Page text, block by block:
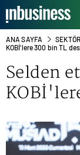
ANA SAYFA
KOBİ'lere 300 bin TL
Selden